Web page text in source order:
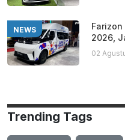
NEWS
Farizon
2026,
02
Trending Tags